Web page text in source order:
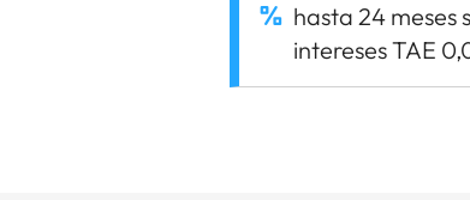
hasta 24 meses
intereses TAE